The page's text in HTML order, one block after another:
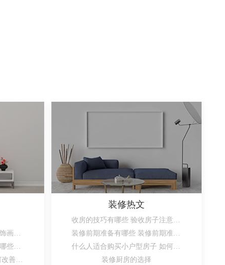
客厅适合挂什么画？客厅装饰画禁忌有哪些？
卧室门对门的时候又会面临哪些风水问题?
主卧室风水禁忌有哪些 如何改善主卧室风水
装修热文
收房的技巧有哪些 验收房子注意事项是什么
装修前期准备有哪些 装修前期准备注意事项
什么人适合购买小户型房子 如何挑选小户型房子
装修厨房的选择